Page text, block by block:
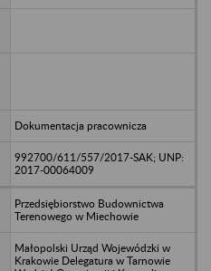
Dokumentacja pracownicza
992700/611/557/2017-SAK; UNP:
2017-00064009
Przedsiębiorstwo Budownictwa
Terenowego w Miechowie
Małopolski Urząd Wojewódzki w
Krakowie Delegatura w Tarnowie